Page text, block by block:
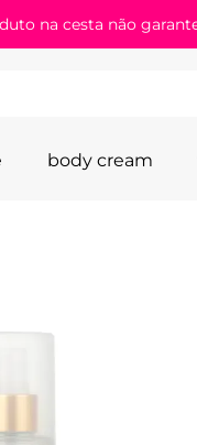
na cesta não
body cream